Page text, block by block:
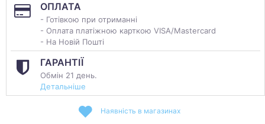
ОПЛАТА
- Готівкою при отриманні
- Оплата платіжною карткою VISA/Mastercard
- На Новій Пошті
ГАРАНТІЇ
Обмін 21 день.
Детальніше
Наявність в магазинах